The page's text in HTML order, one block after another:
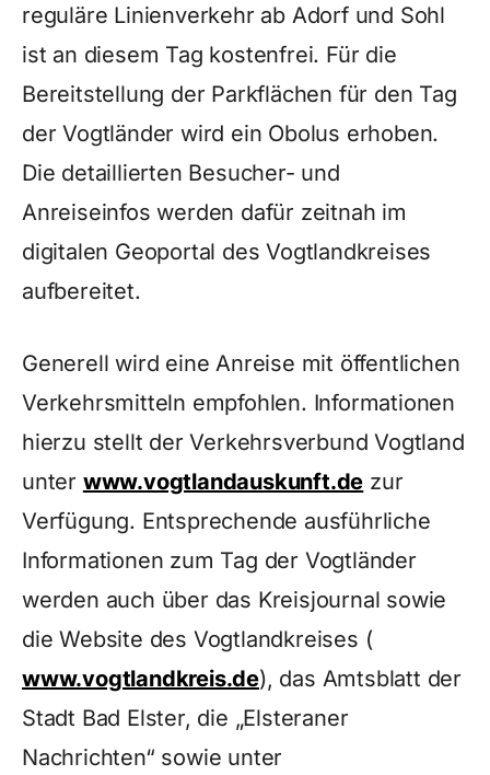
reguläre Linienverkehr ab Adorf und Sohl
ist an diesem Tag kostenfrei. Für die
Bereitstellung der Parkflächen für den Tag
der Vogtländer wird ein Obolus erhoben.
Die detaillierten Besucher- und
Anreiseinfos werden dafür zeitnah im
digitalen Geoportal des Vogtlandkreises
aufbereitet.
Generell wird eine Anreise mit öffentlichen
Verkehrsmitteln empfohlen. Informationen
hierzu stellt der Verkehrsverbund Vogtland
unter www.vogtlandauskunft.de zur
Verfügung. Entsprechende ausführliche
Informationen zum Tag der Vogtländer
werden auch über das Kreisjournal sowie
die Website des Vogtlandkreises (
www.vogtlandkreis.de), das Amtsblatt der
Stadt Bad Elster, die „Elsteraner
Nachrichten“ sowie unter